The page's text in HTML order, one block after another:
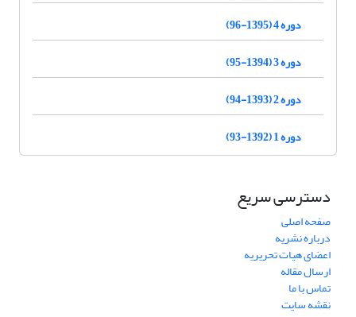
دوره 4 (1395-96)
دوره 3 (1394-95)
دوره 2 (1393-94)
دوره 1 (1392-93)
دسترسی سریع
صفحه اصلی
درباره نشریه
اعضای هیات تحریریه
ارسال مقاله
تماس با ما
نقشه سایت